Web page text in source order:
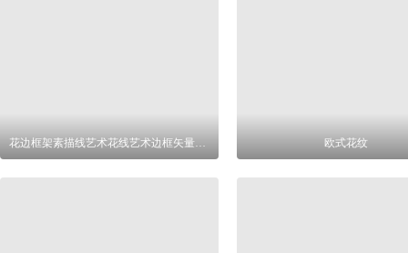
花边框架素描线艺术花线艺术边框矢量雕刻图 欧式花纹